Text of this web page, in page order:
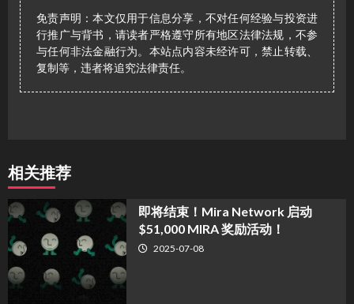
免责声明：本文仅用于信息分享，不对任何经验与投资进
行推广与背书，请读者严格遵守所有地区法律法规，不参
与任何非法金融行为。本站点内容未经许可，禁止转载、
复制等，违者将追究法律责任。
相关推荐
​即将结束！Mira Network 启动
$51,000 MIRA 奖励活动！
2025-07-08